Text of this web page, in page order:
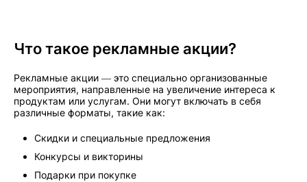
Что такое рекламные акции?
Рекламные акции — это специально организованные
мероприятия, направленные на увеличение интереса к
продуктам или услугам. Они могут включать в себя
различные форматы, такие как:
Скидки и специальные предложения
Конкурсы и викторины
Подарки при покупке